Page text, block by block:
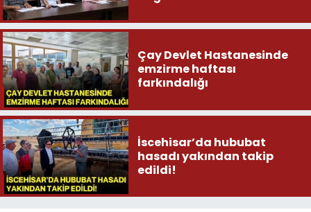
Çay Devlet Hastanesinde
emzirme haftası
farkındalığı
İscehisar’da hububat
hasadı yakından takip
edildi!